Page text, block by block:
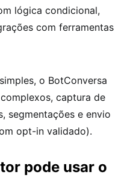
lógica condicional,
com ferramentas
o BotConversa
captura de
segmentações e envio
opt-in validado).
pode usar o